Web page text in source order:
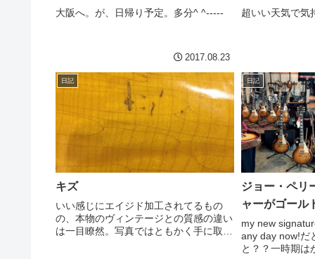
大阪へ。が、日帰り予定。多分^ ^-----
2017.08.23
超いい天気で気
日記
キズ
いい感じにエイジド加工されてるもの
の、本物のヴィンテージとの質感の違い
は一目瞭然。写真ではともかく手に取る
日記
ジョー・ペリ
ャーがゴール
my new
any day now!だ
と？？一時期は